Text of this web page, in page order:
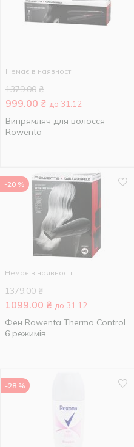
Немає в наявності
1379.00 ₴
999.00 ₴ до 31.12
Випрямляч для волосся
Rowenta
-20 %
Немає в наявності
1379.00 ₴
1099.00 ₴ до 31.12
Фен Rowenta Thermo Control
6 режимів
-28 %